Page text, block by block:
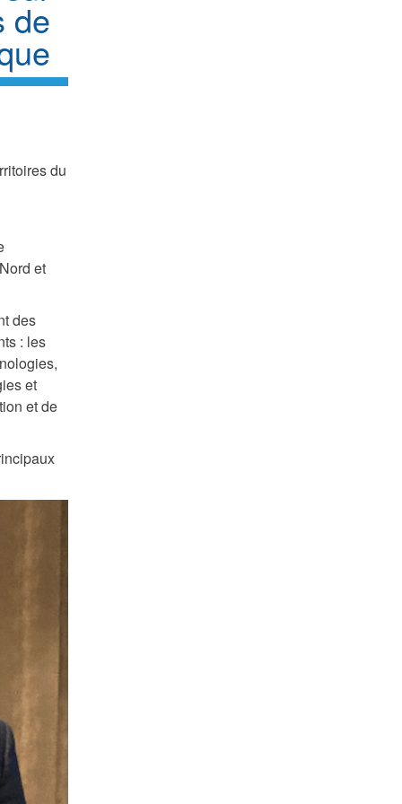
de
du
et
des
: les
et
et de